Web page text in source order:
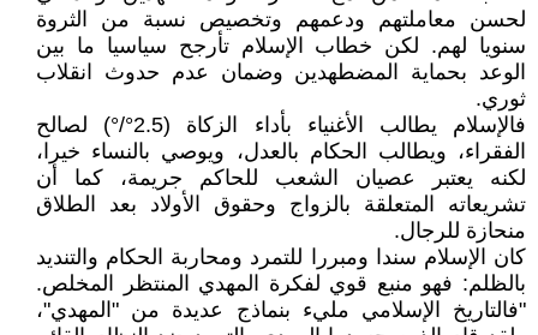
لحسن معاملتهم ودعمهم وتخصيص نسبة من الثروة
سنويا لهم. لكن خطاب الإسلام تأرجح سياسيا ما بين
الوعد بحماية المضطهدين وضمان عدم حدوث انقلاب
ثوري.
فالإسلام يطالب الأغنياء بأداء الزكاة (2.5°/°) لصالح
الفقراء، ويطالب الحكام بالعدل، ويوصي بالنساء خيرا،
لكنه يعتبر عصيان الشعب للحاكم جريمة، كما أن
تشريعاته المتعلقة بالزواج وحقوق الأولاد بعد الطلاق
منحازة للرجال.
كان الإسلام سندا ومبررا للتمرد ومحاربة الحكام والتنديد
بالظلم: فهو منبع قوي لفكرة المهدي المنتظر المخلص.
"فالتاريخ الإسلامي مليء بنماذج عديدة من "المهدي"،